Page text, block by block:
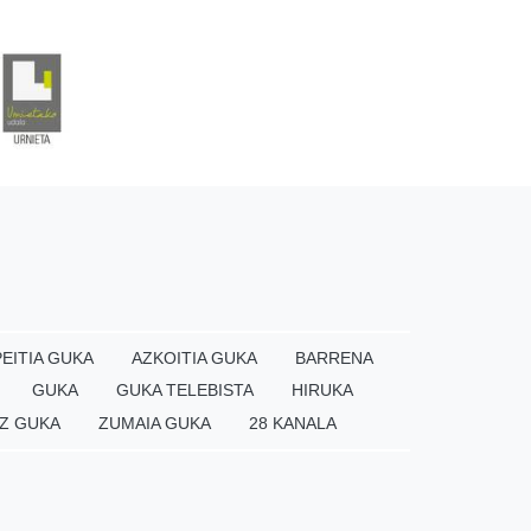
GUKA AZKOITIA GUKA
BARRENA
GUKA GUKA TELEBISTA
HIRUKA
GUKA ZUMAIA GUKA 28 KANALA